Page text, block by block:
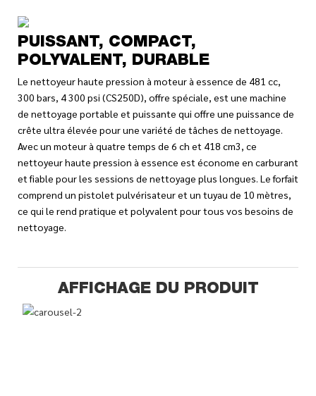
PUISSANT, COMPACT,
POLYVALENT, DURABLE
Le nettoyeur haute pression à moteur à essence de 481 cc,
300 bars, 4 300 psi (CS250D), offre spéciale, est une machine
de nettoyage portable et puissante qui offre une puissance de
crête ultra élevée pour une variété de tâches de nettoyage.
Avec un moteur à quatre temps de 6 ch et 418 cm3, ce
nettoyeur haute pression à essence est économe en carburant
et fiable pour les sessions de nettoyage plus longues. Le forfait
comprend un pistolet pulvérisateur et un tuyau de 10 mètres,
ce qui le rend pratique et polyvalent pour tous vos besoins de
nettoyage.
AFFICHAGE DU PRODUIT